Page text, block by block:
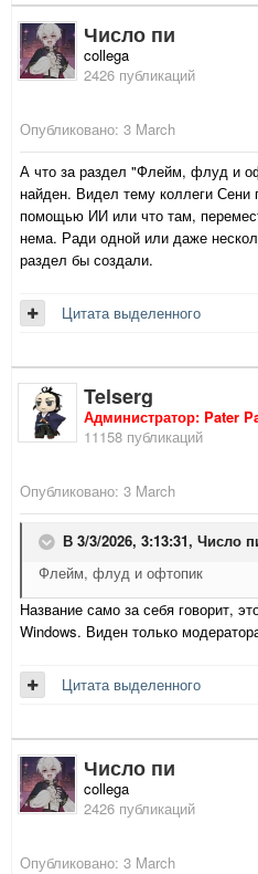
Число пи
collega
2426 публикаций
Опубликовано: 3 March
А что за раздел "Флейм, флуд и
найден. Видел тему коллеги Сени
помощью ИИ или что там,
нема. Ради одной или даже
раздел бы создали.
Цитата выделенного
Telserg
Администратор: Pater
11158 публикаций
Опубликовано: 3 March
В 3/3/2026, 3:13:31, Число
Флейм, флуд и офтопик
Название само за себя говорит,
Windows. Виден только
Цитата выделенного
Число пи
collega
2426 публикаций
Опубликовано: 3 March